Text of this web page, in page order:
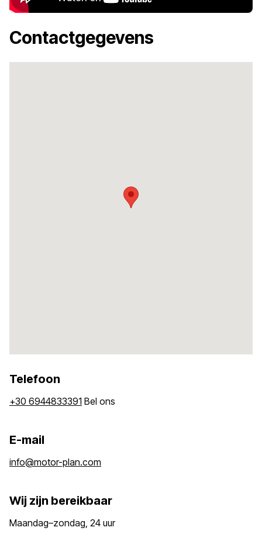
Contactgegevens
Telefoon
+30 6944833391 Bel ons
E-mail
info@motor-plan.com
Wij zijn bereikbaar
Maandag–zondag, 24 uur